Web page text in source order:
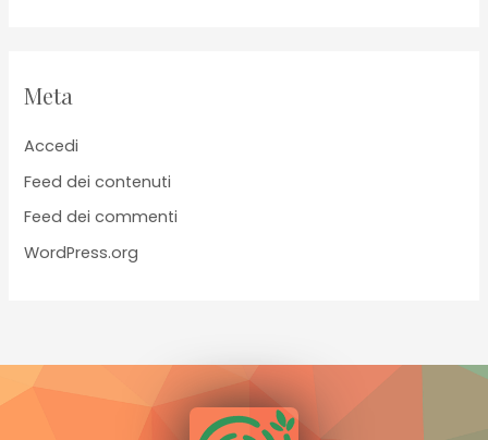
Meta
Accedi
Feed dei contenuti
Feed dei commenti
WordPress.org